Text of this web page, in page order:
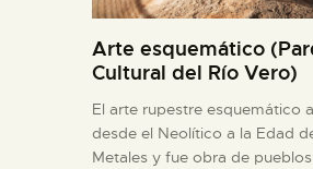
Arte esquemático
Cultural del Río Vero)
El arte rupestre esquemático
desde el Neolítico a la Edad
Metales y fue obra de